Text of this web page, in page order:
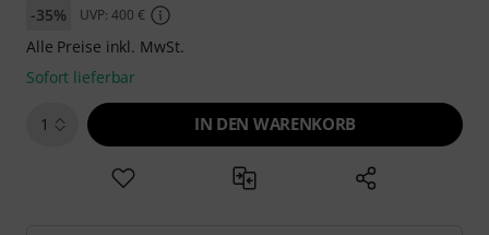
-35% UVP: 400 €
Alle Preise inkl. MwSt.
Sofort lieferbar
1 IN DEN WARENKORB